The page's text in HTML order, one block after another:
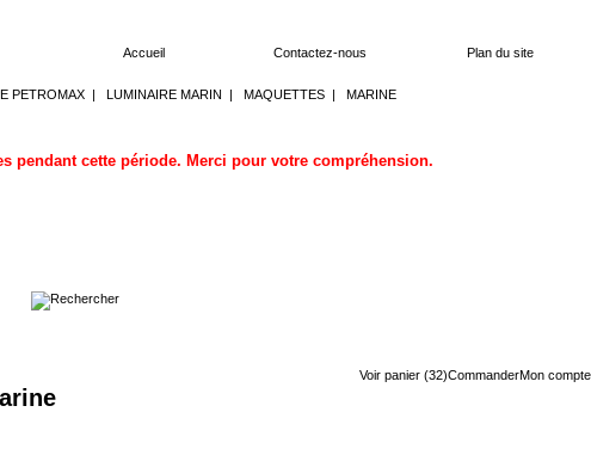
Accueil Contactez-nous Plan du site
PETROMAX | LUMINAIRE MARIN | MAQUETTES | MARINE
pendant cette période. Merci pour votre compréhension.
Voir panier (32)CommanderMon compte